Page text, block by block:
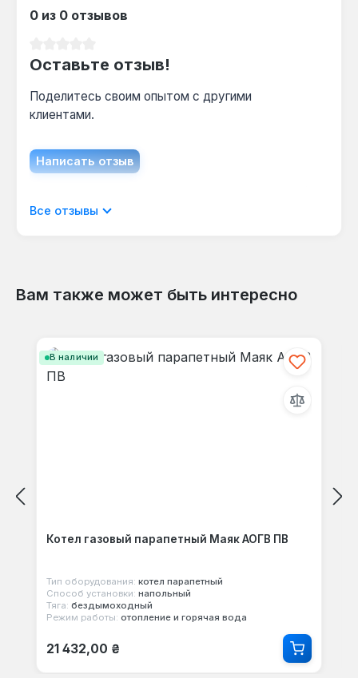
0 из 0 отзывов
Оставьте отзыв!
Поделитесь своим опытом с другими
клиентами.
Написать отзыв
Отображать отзывы только на текущем
Все отзывы
Вам также может быть интересно
В наличии
Котел газовый парапетный Маяк АОГВ ПВ
Тип оборудования: котел парапетный
Способ установки: напольный
Тяга: бездымоходный
Режим работы: отопление и горячая вода
Обычная цена:
21 432,00 ₴